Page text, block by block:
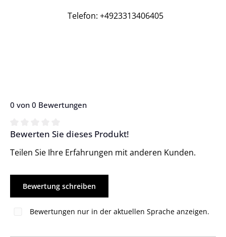
Telefon: +4923313406405
0 von 0 Bewertungen
Durchschnittliche Bewertung von 0 von 5 Sternen
Bewerten Sie dieses Produkt!
Teilen Sie Ihre Erfahrungen mit anderen Kunden.
Bewertung schreiben
Bewertungen nur in der aktuellen Sprache anzeigen.